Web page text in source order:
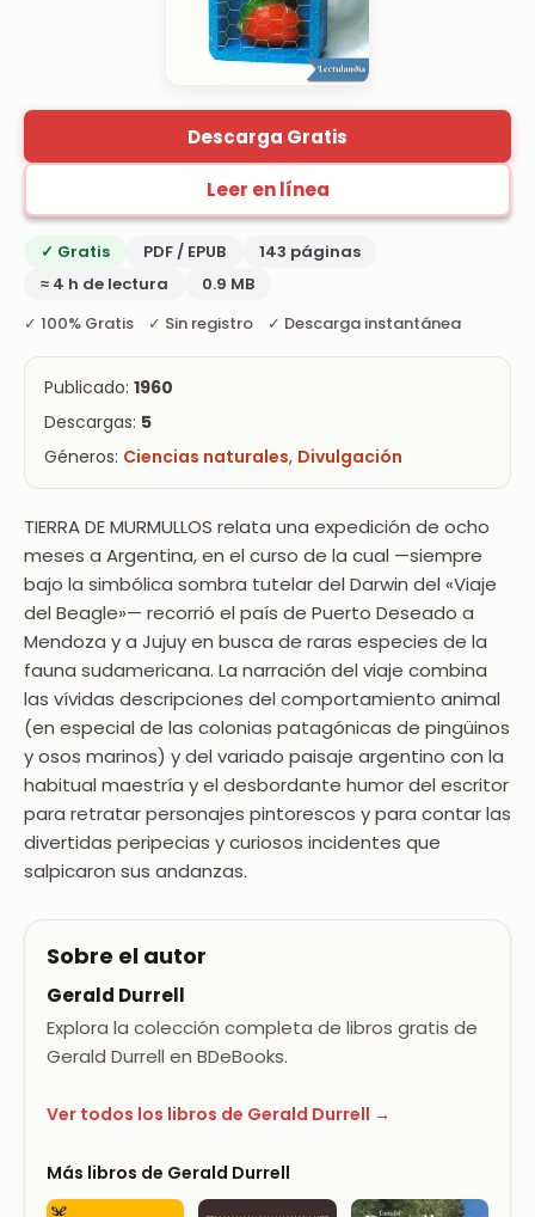
Descarga Gratis
Leer en línea
✓ Gratis PDF / EPUB
143 páginas
≈ 4 h de lectura
0.9 MB
✓ 100% Gratis ✓ Sin registro ✓ Descarga instantánea
Publicado: 1960
Descargas: 5
Géneros: Ciencias naturales, Divulgación
TIERRA DE MURMULLOS relata una expedición de ocho
meses a Argentina, en el curso de la cual —siempre
bajo la simbólica sombra tutelar del Darwin del «Viaje
del Beagle»— recorrió el país de Puerto Deseado a
Mendoza y a Jujuy en busca de raras especies de la
fauna sudamericana. La narración del viaje combina
las vívidas descripciones del comportamiento animal
(en especial de las colonias patagónicas de pingüinos
y osos marinos) y del variado paisaje argentino con la
habitual maestría y el desbordante humor del escritor
para retratar personajes pintorescos y para contar las
divertidas peripecias y curiosos incidentes que
salpicaron sus andanzas.
Sobre el autor
Gerald Durrell
Explora la colección completa de libros gratis de
Gerald Durrell en BDeBooks.
Ver todos los libros de Gerald Durrell →
Más libros de Gerald Durrell